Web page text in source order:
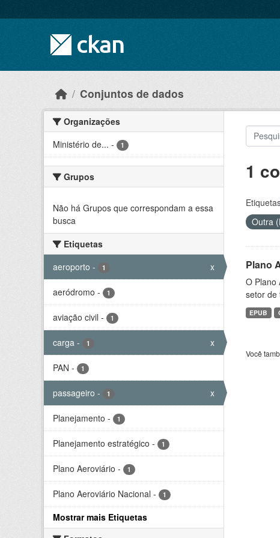
Conjuntos de dados
Organizações
Ministério de... - 1
Grupos
Não há Grupos que correspondam a essa
busca
Etiquetas
aeroporto - 1 x
aeródromo - 1
aviação civil - 1
carga - 1 x
PAN - 1
passageiro - 1 x
Planejamento - 1
Planejamento estratégico - 1
Plano Aeroviário - 1
Plano Aeroviário Nacional - 1
Mostrar mais Etiquetas
1
Outra
Plano
O Plano
setor de
EPUB
Você